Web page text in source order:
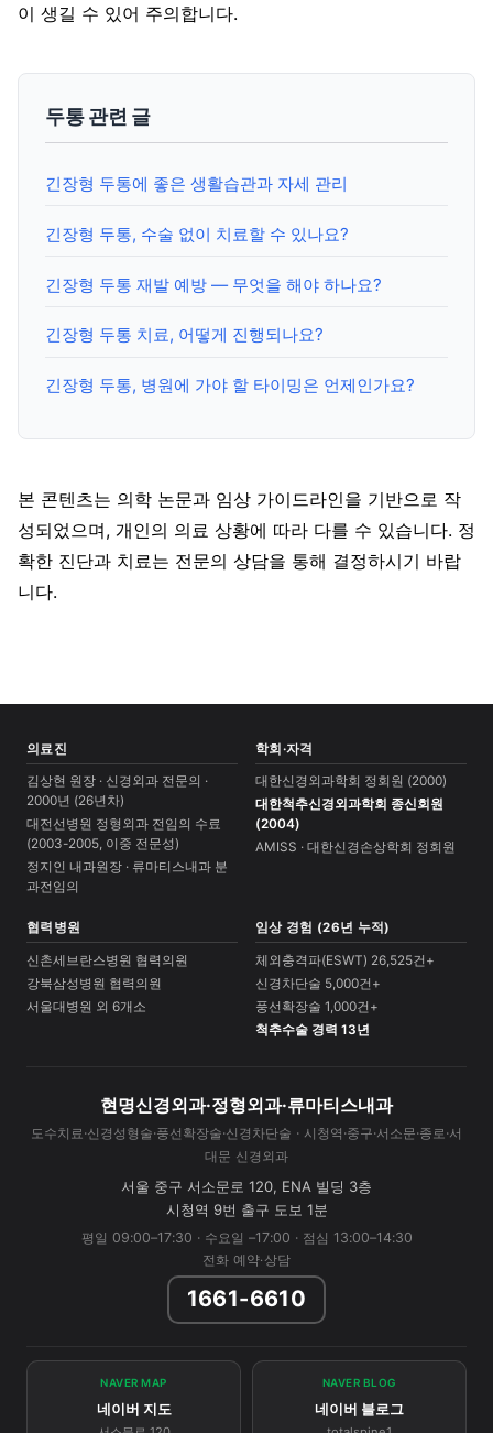
이 생길 수 있어 주의합니다.
두통 관련 글
긴장형 두통에 좋은 생활습관과 자세 관리
긴장형 두통, 수술 없이 치료할 수 있나요?
긴장형 두통 재발 예방 — 무엇을 해야 하나요?
긴장형 두통 치료, 어떻게 진행되나요?
긴장형 두통, 병원에 가야 할 타이밍은 언제인가요?
본 콘텐츠는 의학 논문과 임상 가이드라인을 기반으로 작
성되었으며, 개인의 의료 상황에 따라 다를 수 있습니다. 정
확한 진단과 치료는 전문의 상담을 통해 결정하시기 바랍
니다.
의료진
김상현 원장 · 신경외과 전문의 ·
2000년 (26년차)
대전선병원 정형외과 전임의 수료
(2003-2005, 이중 전문성)
정지인 내과원장 · 류마티스내과 분
과전임의
학회·자격
대한신경외과학회 정회원 (2000)
대한척추신경외과학회 종신회원
(2004)
AMISS · 대한신경손상학회 정회원
협력병원
신촌세브란스병원 협력의원
강북삼성병원 협력의원
서울대병원 외 6개소
임상 경험 (26년 누적)
체외충격파(ESWT) 26,525건+
신경차단술 5,000건+
풍선확장술 1,000건+
척추수술 경력 13년
현명신경외과·정형외과·류마티스내과
도수치료·신경성형술·풍선확장술·신경차단술 · 시청역·중구·서소문·종로·서
대문 신경외과
서울 중구 서소문로 120, ENA 빌딩 3층
시청역 9번 출구 도보 1분
평일 09:00–17:30 · 수요일 –17:00 · 점심 13:00–14:30
전화 예약·상담
1661-6610
NAVER MAP
네이버 지도
NAVER BLOG
네이버 블로그